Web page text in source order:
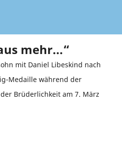
mehr...“
mit Daniel Libeskind nach
Medaille während der
Brüderlichkeit am 7. März